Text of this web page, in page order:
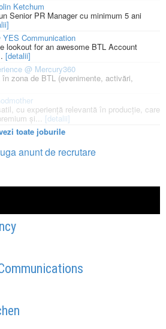
Ketchum
Senior PR Manager cu minimum 5 ani
Communication
lookout for an awesome BTL Account
[detalii]
@ Mercury360
zona de BTL (evenimente, activări,
cu experiență relevantă în producție, care
și... [detalii]
toate joburile
anunt de recrutare